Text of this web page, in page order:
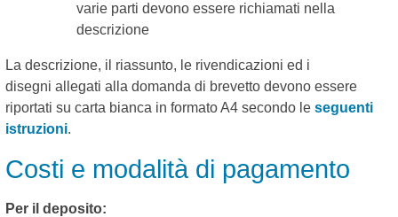
varie parti devono essere richiamati nella
descrizione
La descrizione, il riassunto, le rivendicazioni ed i
disegni allegati alla domanda di brevetto devono essere
riportati su carta bianca in formato A4 secondo le seguenti
istruzioni.
Costi e modalità di pagamento
Per il deposito: